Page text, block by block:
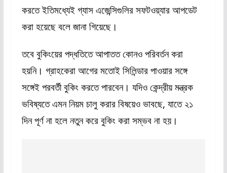
করতে ইতিমধ্যেই গ্যাস এজেন্সিগুলির সফটওয়্যার আপডেট
করা হয়েছে বলে জানা গিয়েছে।
তবে বুকিংয়ের পদ্ধতিতে আপাতত কোনও পরিবর্তন করা
হয়নি। গ্রাহকেরা আগের মতোই সিলিন্ডার পাওয়ার সঙ্গে
সঙ্গেই পরবর্তী বুকিং করতে পারবেন। যদিও কেন্দ্রীয় মন্ত্রক
ভবিষ্যতে এমন নিয়ম চালু করার বিষয়েও ভাবছে, যাতে ২১
দিন পূর্ণ না হলে নতুন করে বুকিং করা সম্ভব না হয়।